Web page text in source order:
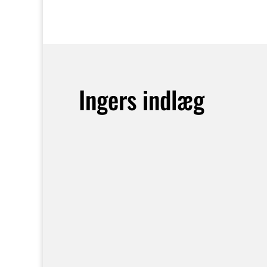
Ingers indlæg